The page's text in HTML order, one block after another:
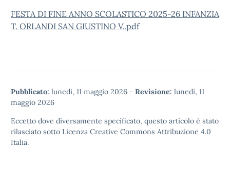
FESTA DI FINE ANNO SCOLASTICO 2025-26 INFANZIA
T. ORLANDI SAN GIUSTINO V..pdf
Pubblicato: lunedì, 11 maggio 2026 - Revisione: lunedì, 11
maggio 2026
Eccetto dove diversamente specificato, questo articolo è stato
rilasciato sotto Licenza Creative Commons Attribuzione 4.0
Italia.